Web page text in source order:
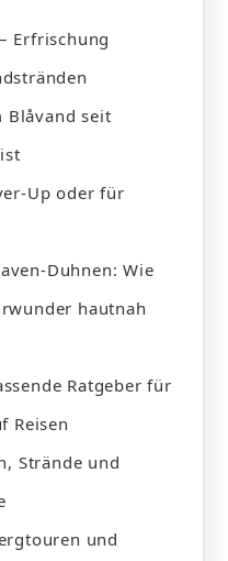
Erfrischung
Blåvand seit
Up oder für
Duhnen: Wie
hautnah
Ratgeber für
Reisen
Strände und
und